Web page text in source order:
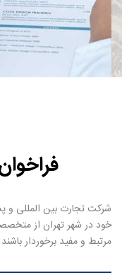
شرکت تجارت بین المللی و
خود در شهر تهران از
مرتبط و مفید برخوردار